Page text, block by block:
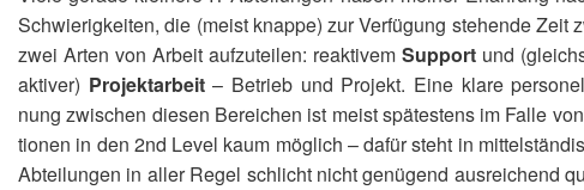
Schwie­rig­kei­ten, die (meist knap­pe) zur Ver­fü­gung ste­hen­de Zeit
zwei Arten von Arbeit auf­zu­tei­len: reak­ti­vem Sup­port und
ak­ti­ver) Pro­jekt­ar­beit– Betrieb und Pro­jekt. Eine kla­re
nung zwi­schen die­sen Berei­chen ist meist spä­tes­tens im Fal­le
tio­nen in den 2nd Level kaum mög­lich – dafür steht in
Abtei­lun­gen in aller Regel schlicht nicht genü­gend aus­rei­chend